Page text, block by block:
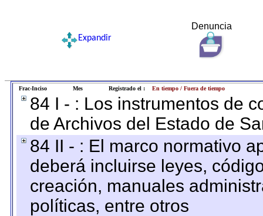
Denuncia
Expandir
Frac-Inciso Mes Registrado el : En tiempo / Fuera de tiempo
84 I - : Los instrumentos de
de Archivos del Estado de
84 II - : El marco normativo
deberá incluirse leyes,
creación, manuales
políticas, entre otros